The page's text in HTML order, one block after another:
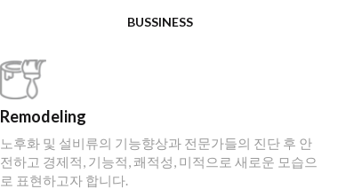
BUSSINESS
Remodeling
노후화 및 설비류의 기능향상과 전문가들의 진단 후 안
전하고 경제적, 기능적, 쾌적성, 미적으로 새로운 모습으
로 표현하고자 합니다.